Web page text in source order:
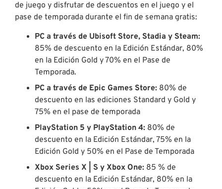
de juego y disfrutar de descuentos en el juego y el
pase de temporada durante el fin de semana gratis:
PC a través de Ubisoft Store, Stadia y Steam:
85% de descuento en la Edición Estándar, 80%
en la Edición Gold y 70% en el Pase de
Temporada.
PC a través de Epic Games Store: 80% de
descuento en las ediciones Standard y Gold y
75% en el pase de temporada
PlayStation 5 y PlayStation 4: 80% de
descuento en la Edición Estándar, 75% en la
Edición Gold y 50% en el Pase de Temporada
Xbox Series X | S y Xbox One: 85 % de
descuento en la Edición Estándar, 80% en la